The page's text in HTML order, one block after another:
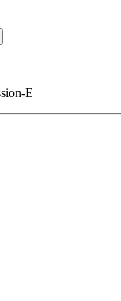
E